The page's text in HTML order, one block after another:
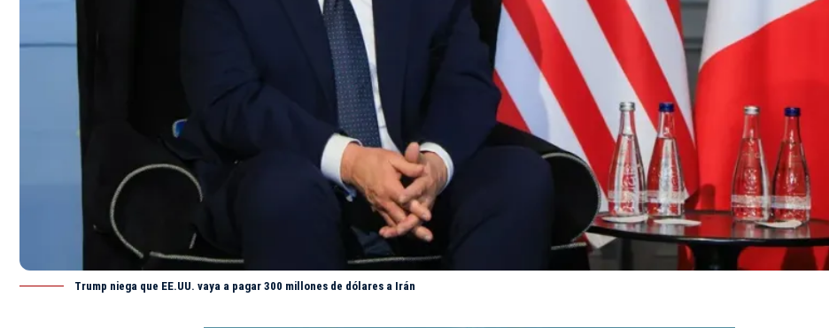
Trump niega que EE.UU. vaya a pagar 300 millones de dólares a Irán